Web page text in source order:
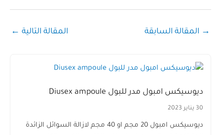
→ المقالة السابقة المقالة التالية ←
ديوسيكس امبول مدر للبول Diusex ampoule
30 يناير 2023
ديوسيكس امبول 20 مجم او 40 مجم لازالة السوائل الزائدة